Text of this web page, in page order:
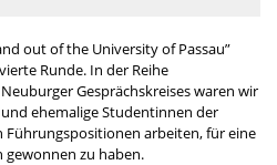
out of the University of Passau”
Runde. In der Reihe
Gesprächskreises waren wir
ehemalige Studentinnen der
Führungspositionen arbeiten, für eine
zu haben.